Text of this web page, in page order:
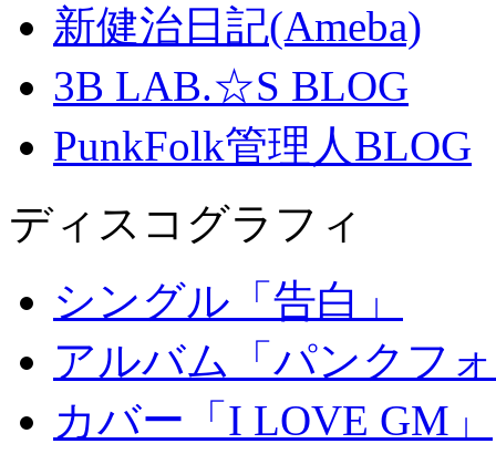
新健治日記(Ameba)
3B LAB.☆S BLOG
PunkFolk管理人BLOG
ディスコグラフィ
シングル「告白」
アルバム「パンクフ
カバー「I LOVE GM」